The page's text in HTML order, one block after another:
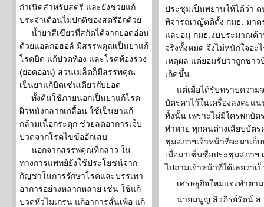
กำเนิดสำหรับสตรี และยังช่วยแก้
ประจำเดือนไม่ปกติของสตรีอีกด้วย
น้ำยาสีเขียวที่สกัดได้จากยอดอ่อน
ด้วยแอลกอฮอล์ มีสรรพคุณเป็นยาแก้
โรคบิด แก้ปวดท้อง และโรคท้องร่วง
(ยอดอ่อน) ส่วนเมล็ดก็มีสรรพคุณ
เป็นยาแก้บิดเช่นเดียวกับยอด
ทั้งต้นใช้ภายนอกเป็นยาแก้โรค
ผิวหนังกลากเกลื้อน ใช้เป็นยาแก้
กล้ามเนื้อกระตุก ช่วยลดอาการเจ็บ
ปวดจากโรคไขข้ออักเสบ
นอกจากสรรพคุณที่กล่าว ใน
ทางการแพทย์ยังใช้ประโยชน์จาก
กัญชาในการรักษาโรคและบรรเทา
อาการอย่างหลากหลาย เช่น ใช้แก้
ปวดหัวไมเกรน แก้อาการสั่นเพ้อ แก้
ประชุมเป็นพยานให้ได้ว่า
พิจารณาญัตติตั้ง กมธ. มาต
และอนุ กมธ.งบประมาณด้
จริงทั้งหมด จึงไม่หนักใจอ
เหตุผล แต่ยอมรับว่าถูกชาว
เกิดขึ้น
แต่เมื่อได้รับทราบความ
บัตรคาไว้ในเครื่องลงคะแ
ทั้งนั้น เพราะไม่มีใครพกบั
ทำหาย ทุกคนต่างเสียบบัตร
ชุมสภาฯเจ้าหน้าที่จะมาเก็
เมื่อมาเซ็นชื่อประชุมสภาฯ
ไปถามเจ้าหน้าที่ได้เลยว่าเ
เศรษฐกิจใหม่แจงทำตา
นายมนูญ สิวภิรย์รัตน์ ส